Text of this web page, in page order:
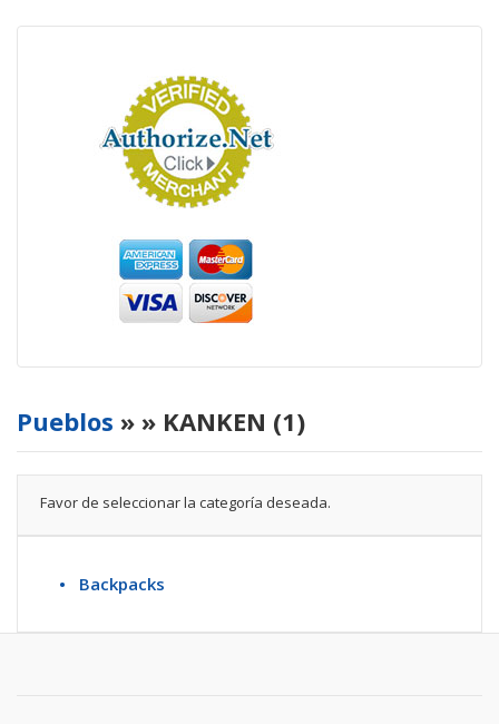
Pueblos » » KANKEN (1)
Favor de seleccionar la categoría deseada.
• Backpacks